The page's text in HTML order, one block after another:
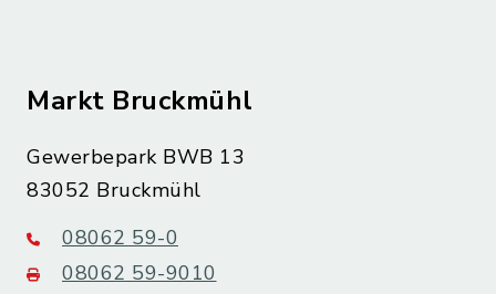
Markt Bruckmühl
Gewerbepark BWB 13
83052 Bruckmühl
08062 59-0
08062 59-9010